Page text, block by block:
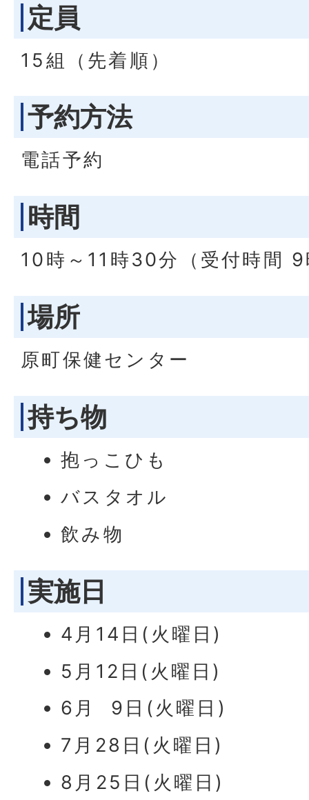
定員
15組（先着順）
予約方法
電話予約
時間
10時～11時30分（受付時間
場所
原町保健センター
持ち物
抱っこひも
バスタオル
飲み物
実施日
4月14日(火曜日)
5月12日(火曜日)
6月 9日(火曜日)
7月28日(火曜日)
8月25日(火曜日)